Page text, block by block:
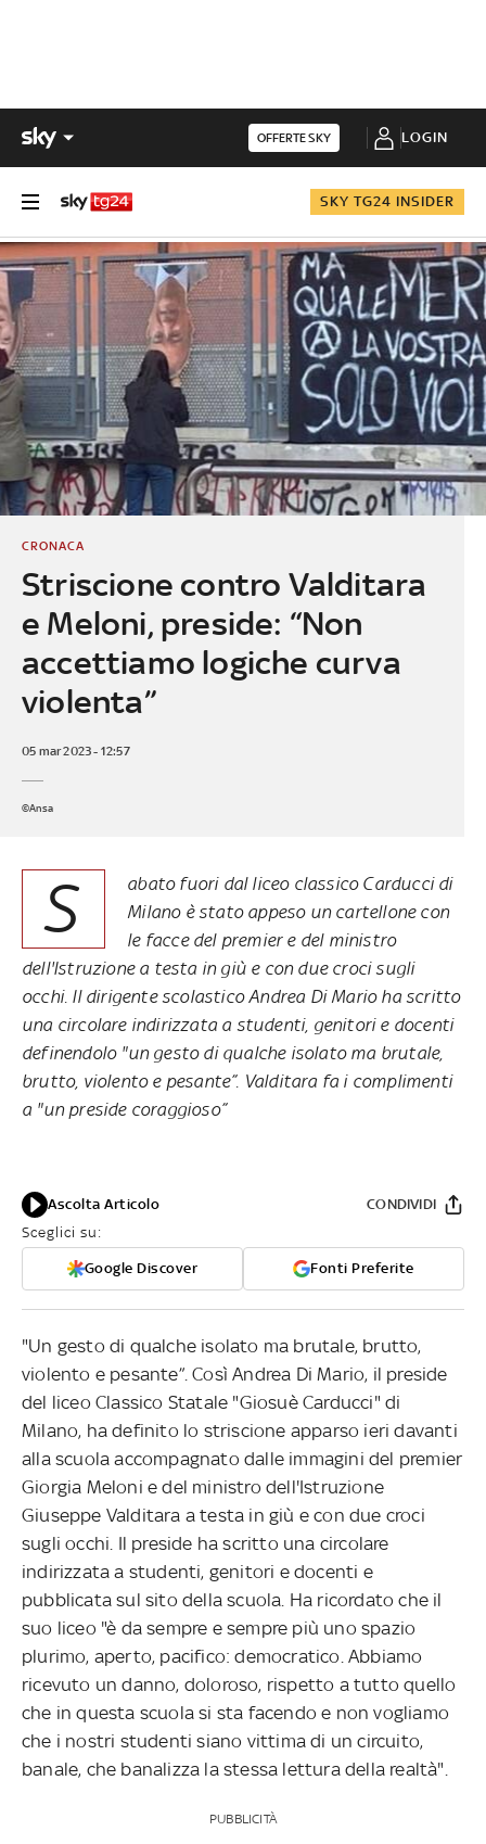
OFFERTE SKY LOGIN
SKY TG24 INSIDER
Striscione contro Valditara
e Meloni, preside: “Non
accettiamo logiche curva
violenta”
CRONACA
05 mar 2023 - 12:57
©Ansa
S
abato fuori dal liceo classico Carducci di
Milano è stato appeso un cartellone con
le facce del premier e del ministro
dell'Istruzione a testa in giù e con due croci sugli
occhi. Il dirigente scolastico Andrea Di Mario ha scritto
una circolare indirizzata a studenti, genitori e docenti
definendolo "un gesto di qualche isolato ma brutale,
brutto, violento e pesante”. Valditara fa i complimenti
a "un preside coraggioso”
Ascolta Articolo
Sceglici su:
Google Discover Fonti Preferite
CONDIVIDI
"Un gesto di qualche isolato ma brutale, brutto,
violento e pesante”. Così Andrea Di Mario, il preside
del liceo Classico Statale "Giosuè Carducci" di
Milano, ha definito lo striscione apparso ieri davanti
alla scuola accompagnato dalle immagini del premier
Giorgia Meloni e del ministro dell'Istruzione
Giuseppe Valditara a testa in giù e con due croci
sugli occhi. Il preside ha scritto una circolare
indirizzata a studenti, genitori e docenti e
pubblicata sul sito della scuola. Ha ricordato che il
suo liceo "è da sempre e sempre più uno spazio
plurimo, aperto, pacifico: democratico. Abbiamo
ricevuto un danno, doloroso, rispetto a tutto quello
che in questa scuola si sta facendo e non vogliamo
che i nostri studenti siano vittima di un circuito,
banale, che banalizza la stessa lettura della realtà".
PUBBLICITÀ